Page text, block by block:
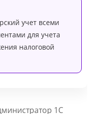
учет всеми
для учета
налоговой